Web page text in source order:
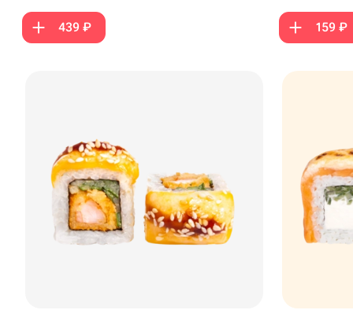
439 ₽ 159 ₽